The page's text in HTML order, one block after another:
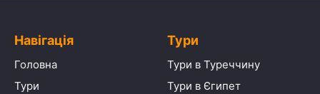
Навігація
Головна
Тури
Тури
Тури в Туреччину
Тури в Єгипет